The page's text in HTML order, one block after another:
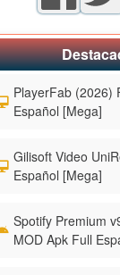
PlayerFab (2026)
Español [Mega]
Gilisoft Video
Español [Mega]
Spotify Premium
MOD Apk Full